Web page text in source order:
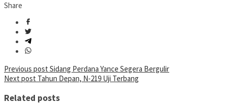
Share
Post
navigation
Previous post Sidang Perdana Yance Segera Bergulir
Next post Tahun Depan, N-219 Uji Terbang
Related posts